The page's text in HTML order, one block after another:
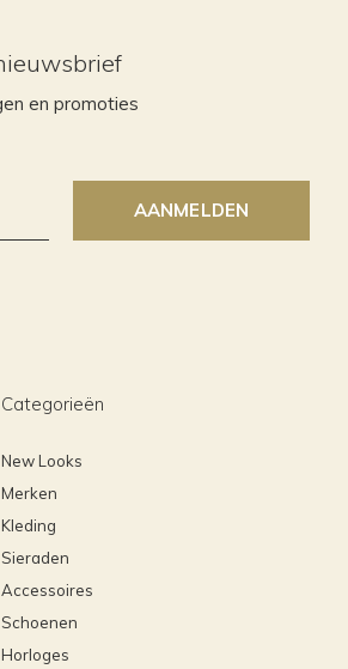
en promoties
AANMELDEN
Categorieën
New Looks
Merken
Kleding
Sieraden
Accessoires
Schoenen
Horloges